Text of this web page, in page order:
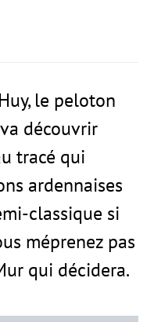
le peloton
découvrir
tracé qui
ardennaises
classique si
méprenez pas
qui décidera.